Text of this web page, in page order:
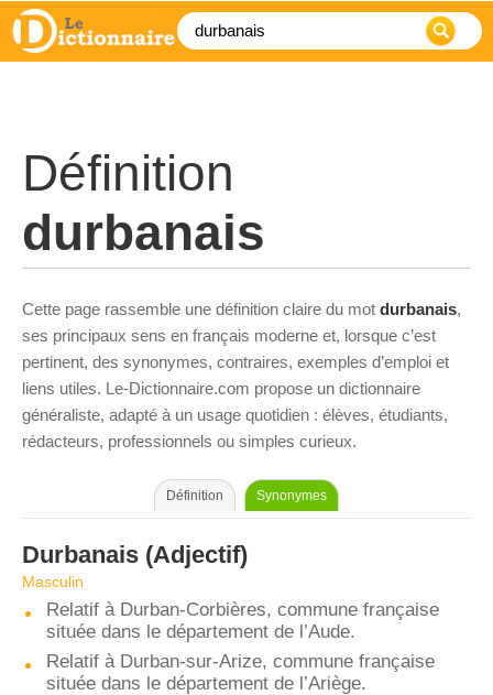
Définition
durbanais
Cette page rassemble une définition claire du mot durbanais,
ses principaux sens en français moderne et, lorsque c’est
pertinent, des synonymes, contraires, exemples d’emploi et
liens utiles. Le-Dictionnaire.com propose un dictionnaire
généraliste, adapté à un usage quotidien : élèves, étudiants,
rédacteurs, professionnels ou simples curieux.
Définition Synonymes
Durbanais (Adjectif)
Masculin
Relatif à Durban-Corbières, commune française
située dans le département de l’Aude.
Relatif à Durban-sur-Arize, commune française
située dans le département de l’Ariège.